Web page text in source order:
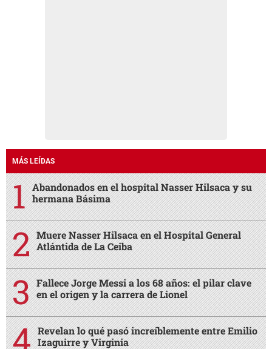
MÁS LEÍDAS
Abandonados en el hospital Nasser Hilsaca y su
hermana Básima
Muere Nasser Hilsaca en el Hospital General
Atlántida de La Ceiba
Fallece Jorge Messi a los 68 años: el pilar clave
en el origen y la carrera de Lionel
Revelan lo qué pasó increíblemente entre Emilio
Izaguirre y Virginia